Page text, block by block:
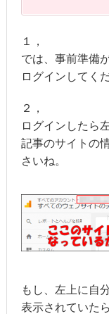
１，
では、事前準備
ログインしてく
２，
ログインしたら
記事のサイトの
さいね。
もし、左上に自
表示されていた